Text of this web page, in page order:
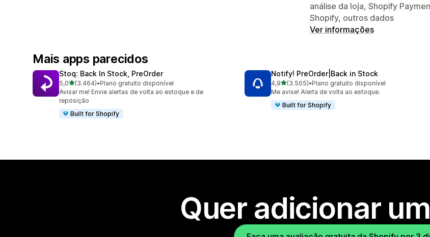
análise da loja, Shopify
Shopify, outros dados
Ver informações
Mais apps parecidos
Stoq: Back In Stock, PreOrder
5,0de 5 estrelas
(3.464)
3464 avaliações ao todo
•Plano gratuito disponível
Avisar me! Envie alertas de volta ao estoque e de
reposição
Built for Shopify
Notify! PreOrder|Back in Stock
4,9de 5 estrelas
(3.505)
3505 avaliações ao todo
•Plano gratuito disponível
Me avise! Alerta de volta ao estoque.
Built for Shopify
Quer adicionar